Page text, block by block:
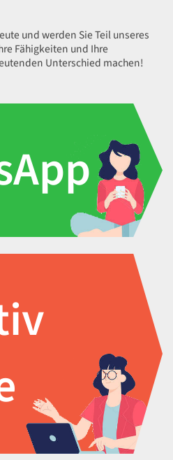
und werden Sie Teil unseres
Fähigkeiten und Ihre
Unterschied machen!